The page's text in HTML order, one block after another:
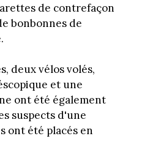
de contrefaçon
bonbonnes de
deux vélos volés,
et une
ont été également
suspects d'une
ont été placés en